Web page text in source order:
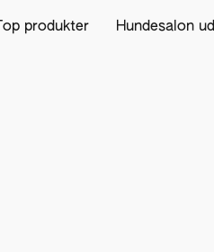
Top produkter Hundesalon